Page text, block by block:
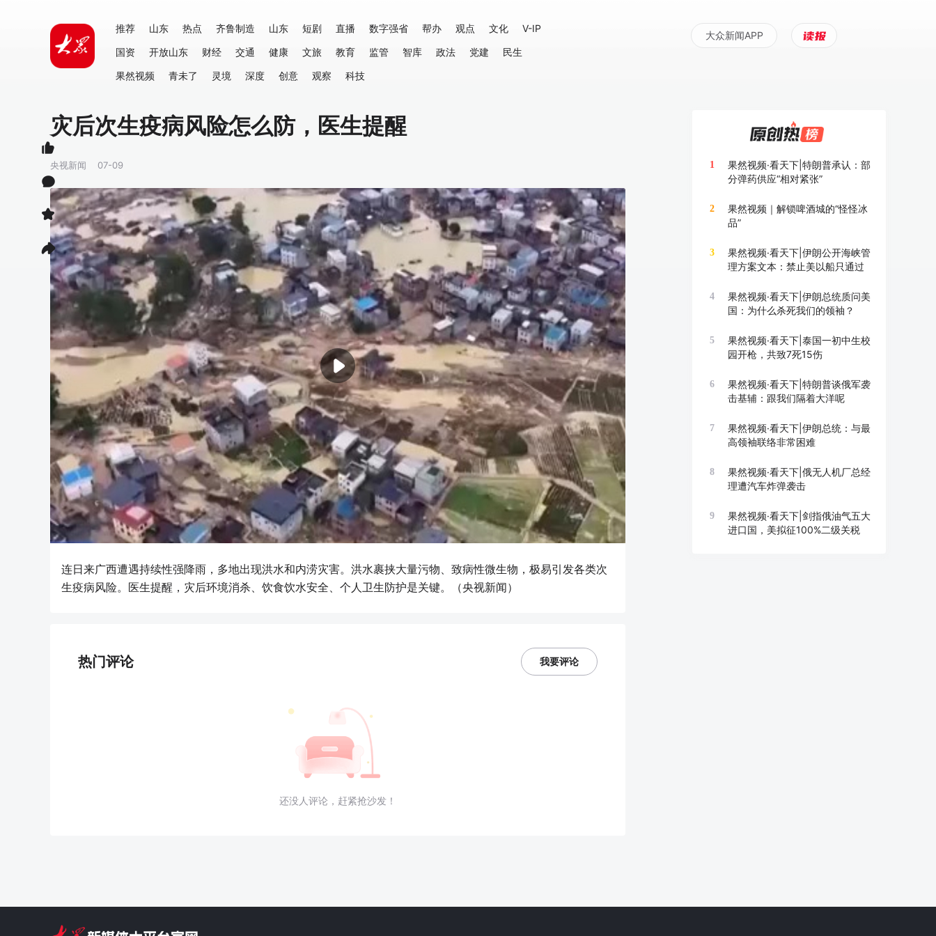
推荐 山东 热点 齐鲁制造 山东 短剧 直播 数字强省 帮办 观点 文化
V-IP
国资
开放山东 财经 交通 健康 文旅 教育 监管 智库 政法 党建
民生
果然视频
青未了 灵境 深度 创意 观察 科技
大众新闻APP
灾后次生疫病风险怎么防，医生提醒
央视新闻 07-09
连日来广西遭遇持续性强降雨，多地出现洪水和内涝灾害。洪水裹挟大量污物、致病性微生物，极易引发各类次
生疫病风险。医生提醒，灾后环境消杀、饮食饮水安全、个人卫生防护是关键。（央视新闻）
热门评论 我要评论
还没人评论，赶紧抢沙发！
1
果然视频·看天下|特朗普承认：部
分弹药供应“相对紧张”
2
果然视频｜解锁啤酒城的“怪怪冰
品”
3
果然视频·看天下|伊朗公开海峡管
理方案文本：禁止美以船只通过
4
果然视频·看天下|伊朗总统质问美
国：为什么杀死我们的领袖？
5
果然视频·看天下|泰国一初中生校
园开枪，共致7死15伤
6
果然视频·看天下|特朗普谈俄军袭
击基辅：跟我们隔着大洋呢
7
果然视频·看天下|伊朗总统：与最
高领袖联络非常困难
8
果然视频·看天下|俄无人机厂总经
理遭汽车炸弹袭击
9
果然视频·看天下|剑指俄油气五大
进口国，美拟征100%二级关税